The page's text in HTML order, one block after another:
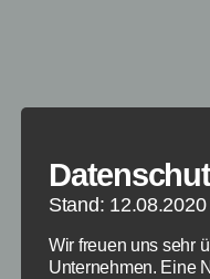
Stand: 12.08.2020
Wir freuen uns sehr
Unternehmen. Eine